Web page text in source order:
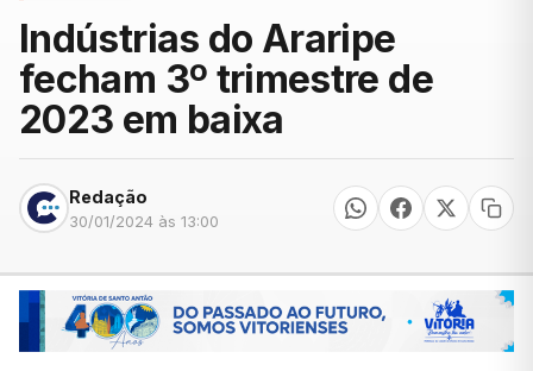
Indústrias do Araripe
fecham 3º trimestre de
2023 em baixa
Redação
30/01/2024 às 13:00